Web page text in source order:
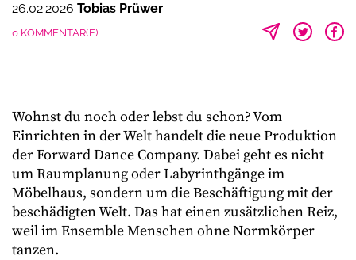
26.02.2026 Tobias Prüwer
0 KOMMENTAR(E)
Wohnst du noch oder lebst du schon? Vom
Einrichten in der Welt handelt die neue Produktion
der Forward Dance Company. Dabei geht es nicht
um Raumplanung oder Labyrinthgänge im
Möbelhaus, sondern um die Beschäftigung mit der
beschädigten Welt. Das hat einen zusätzlichen Reiz,
weil im Ensemble Menschen ohne Normkörper
tanzen.